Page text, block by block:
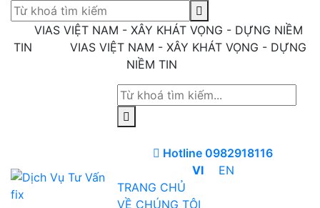
VIAS VIỆT NAM - XÂY KHÁT VỌNG - DỰNG NIỀM
TIN
VIAS VIỆT NAM - XÂY KHÁT VỌNG - DỰNG
NIỀM TIN
Hotline 0982918116
VI
EN
TRANG CHỦ
VỀ CHÚNG TÔI